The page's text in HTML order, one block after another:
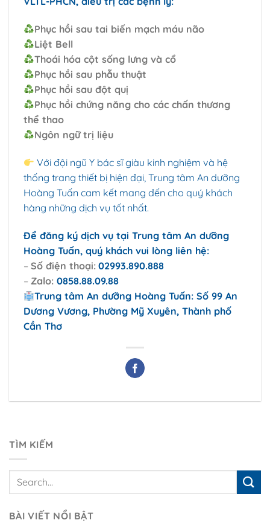
Phục hồi sau tai biến mạch máu não
Liệt Bell
Thoái hóa cột sống lưng và cổ
Phục hồi sau phẫu thuật
Phục hồi sau đột quị
Phục hồi chứng năng cho các chấn thương
thể thao
Ngôn ngữ trị liệu
Với đội ngũ Y bác sĩ giàu kinh nghiệm và hệ
thống trang thiết bị hiện đại, Trung tâm An dưỡng
Hoàng Tuấn cam kết mang đến cho quý khách
hàng những dịch vụ tốt nhất.
Để đăng ký dịch vụ tại Trung tâm An dưỡng
Hoàng Tuấn, quý khách vui lòng liên hệ:
– Số điện thoại: 02993.890.888
– Zalo: 0858.88.09.88
Trung tâm An dưỡng Hoàng Tuấn: Số 99 An
Dương Vương, Phường Mỹ Xuyên, Thành phố
Cần Thơ
TÌM KIẾM
BÀI VIẾT NỔI BẬT